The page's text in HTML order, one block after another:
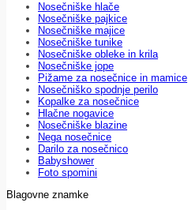
Nosečniške hlače
Nosečniške pajkice
Nosečniške majice
Nosečniške tunike
Nosečniške obleke in krila
Nosečniške jope
Pižame za nosečnice in mamice
Nosečniško spodnje perilo
Kopalke za nosečnice
Hlačne nogavice
Nosečniške blazine
Nega nosečnice
Darilo za nosečnico
Babyshower
Foto spomini
Blagovne znamke